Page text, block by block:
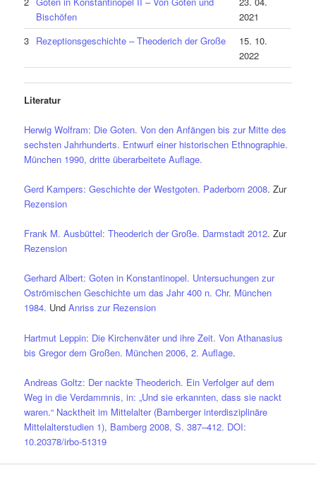
Bischöfen
2021
3 Rezeptionsgeschichte – Theoderich der Große
15. 10.
2022
Literatur
Herwig Wolfram: Die Goten. Von den Anfängen bis zur Mitte des
sechsten Jahrhunderts. Entwurf einer historischen Ethnographie.
München 1990, dritte überarbeitete Auflage.
Gerd Kampers: Geschichte der Westgoten. Paderborn 2008. Zur
Rezension
Frank M. Ausbüttel: Theoderich der Große. Darmstadt 2012. Zur
Rezension
Gerhard Albert: Goten in Konstantinopel. Untersuchungen zur
Oströmischen Geschichte um das Jahr 400 n. Chr. München
1984. UndAnriss zur Rezension
Hartmut Leppin: Die Kirchenväter und ihre Zeit. Von Athanasius
bis Gregor dem Großen. München 2006, 2. Auflage.
Andreas Goltz: Der nackte Theoderich. Ein Verfolger auf dem
Weg in die Verdammnis, in: „Und sie erkannten, dass sie nackt
waren.“ Nacktheit im Mittelalter (Bamberger interdisziplinäre
Mittelalterstudien 1), Bamberg 2008, S. 387–412. DOI:
10.20378/irbo-51319